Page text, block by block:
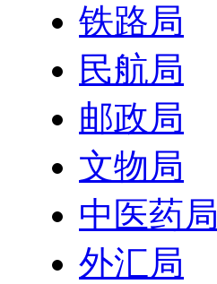
铁路局
民航局
邮政局
文物局
中医药局
外汇局